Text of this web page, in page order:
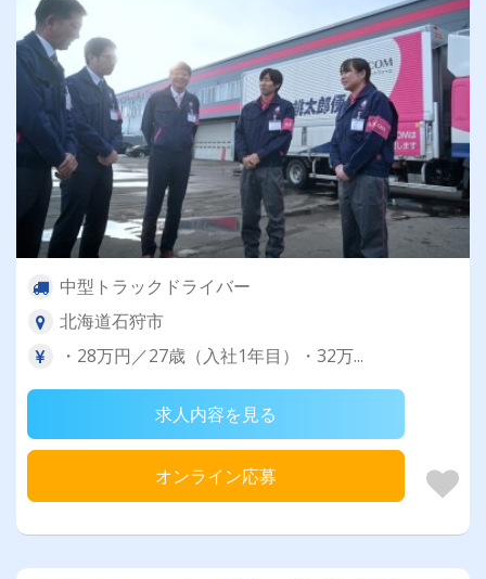
中型トラックドライバー
北海道石狩市
・28万円／27歳（入社1年目）・32万...
求人内容を見る
オンライン応募